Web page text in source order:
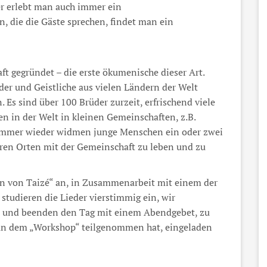
erlebt man auch immer ein
die die Gäste sprechen, findet man ein
gegründet – die erste ökumenische dieser Art.
und Geistliche aus vielen Ländern der Welt
Es sind über 100 Brüder zurzeit, erfrischend viele
in der Welt in kleinen Gemeinschaften, z.B.
wieder widmen junge Menschen ein oder zwei
Orten mit der Gemeinschaft zu leben und zu
von Taizé“ an, in Zusammenarbeit mit einem der
die Lieder vierstimmig ein, wir
beenden den Tag mit einem Abendgebet, zu
„Workshop“ teilgenommen hat, eingeladen